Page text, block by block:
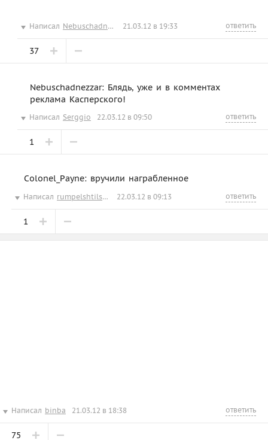
Написал Nebuschadnezzar 21.03.12 в 19:33 ответить
37
Nebuschadnezzar: Блядь, уже и в комментах
реклама Касперского!
Написал Serggio 22.03.12 в 09:50 ответить
1
Colonel_Payne: вручили награбленное
Написал rumpelshtilshen 22.03.12 в 09:13 ответить
1
Написал binba 21.03.12 в 18:38 ответить
75